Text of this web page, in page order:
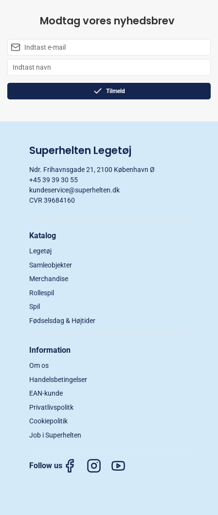
Modtag vores nyhedsbrev
Tilmeld
Superhelten Legetøj
Ndr. Frihavnsgade 21, 2100 København Ø
+45 39 39 30 55
kundeservice@superhelten.dk
CVR 39684160
Katalog
Legetøj
Samleobjekter
Merchandise
Rollespil
Spil
Fødselsdag & Højtider
Information
Om os
Handelsbetingelser
EAN-kunde
Privatlivspolitk
Cookiepolitik
Job i Superhelten
Follow us